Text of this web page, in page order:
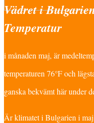
Vädret i
Temperatur
i månaden maj, är
temperaturen 76°F och
ganska bekvämt här under
Är klimatet i Bulgarien i